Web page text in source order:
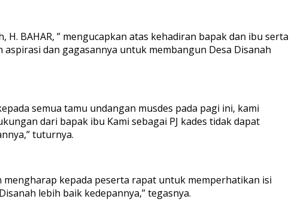
BAHAR, ” mengucapkan atas kehadiran bapak dan ibu serta
dan gagasannya untuk membangun Desa Disanah
semua tamu undangan musdes pada pagi ini, kami
dari bapak ibu Kami sebagai PJ kades tidak dapat
tuturnya.
mengharap kepada peserta rapat untuk memperhatikan isi
lebih baik kedepannya,” tegasnya.